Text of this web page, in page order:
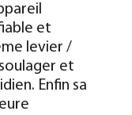
et
levier /
et
Enfin sa